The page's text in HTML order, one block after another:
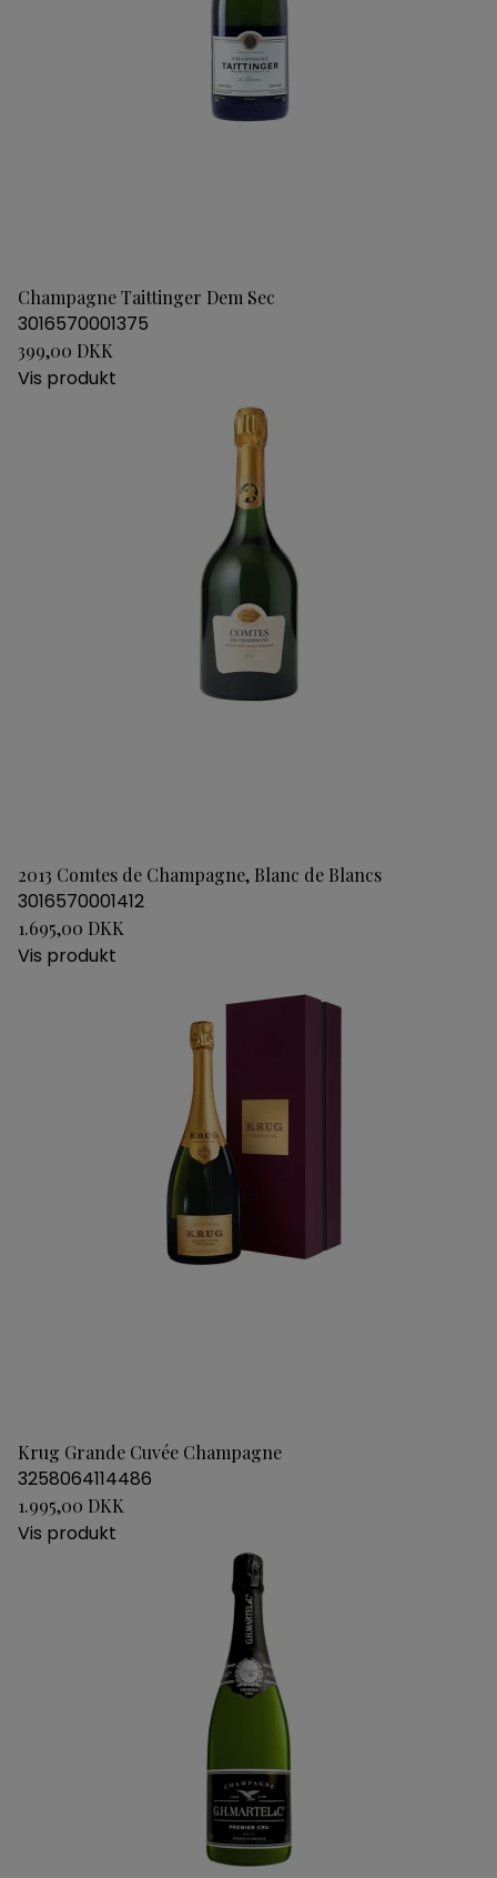
Champagne Taittinger Dem Sec
3016570001375
399,00 DKK
Vis produkt
2013 Comtes de Champagne, Blanc de Blancs
3016570001412
1.695,00 DKK
Vis produkt
Krug Grande Cuvée Champagne
3258064114486
1.995,00 DKK
Vis produkt